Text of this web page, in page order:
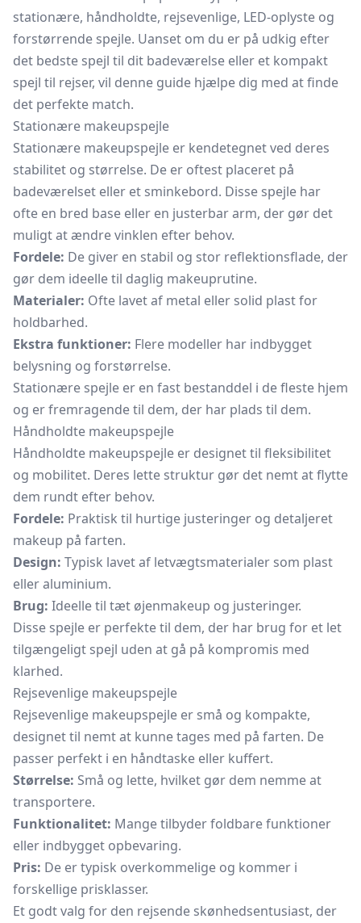
stationære, håndholdte, rejsevenlige, LED-oplyste og
forstørrende spejle. Uanset om du er på udkig efter
det bedste spejl til dit badeværelse eller et kompakt
spejl til rejser, vil denne guide hjælpe dig med at finde
det perfekte match.
Stationære makeupspejle
Stationære makeupspejle er kendetegnet ved deres
stabilitet og størrelse. De er oftest placeret på
badeværelset eller et sminkebord. Disse spejle har
ofte en bred base eller en justerbar arm, der gør det
muligt at ændre vinklen efter behov.
Fordele: De giver en stabil og stor reflektionsflade, der
gør dem ideelle til daglig makeuprutine.
Materialer: Ofte lavet af metal eller solid plast for
holdbarhed.
Ekstra funktioner: Flere modeller har indbygget
belysning og forstørrelse.
Stationære spejle er en fast bestanddel i de fleste hjem
og er fremragende til dem, der har plads til dem.
Håndholdte makeupspejle
Håndholdte makeupspejle er designet til fleksibilitet
og mobilitet. Deres lette struktur gør det nemt at flytte
dem rundt efter behov.
Fordele: Praktisk til hurtige justeringer og detaljeret
makeup på farten.
Design: Typisk lavet af letvægtsmaterialer som plast
eller aluminium.
Brug: Ideelle til tæt øjenmakeup og justeringer.
Disse spejle er perfekte til dem, der har brug for et let
tilgængeligt spejl uden at gå på kompromis med
klarhed.
Rejsevenlige makeupspejle
Rejsevenlige makeupspejle er små og kompakte,
designet til nemt at kunne tages med på farten. De
passer perfekt i en håndtaske eller kuffert.
Størrelse: Små og lette, hvilket gør dem nemme at
transportere.
Funktionalitet: Mange tilbyder foldbare funktioner
eller indbygget opbevaring.
Pris: De er typisk overkommelige og kommer i
forskellige prisklasser.
Et godt valg for den rejsende skønhedsentusiast, der